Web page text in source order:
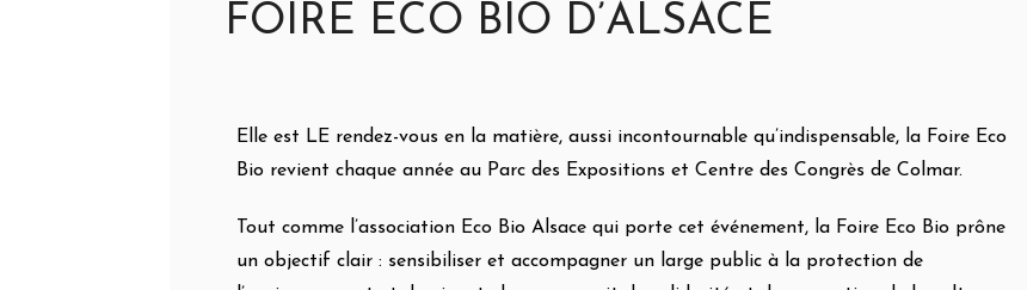
FOIRE ECO BIO D’ALSACE
Elle est LE rendez-vous en la matière, aussi incontournable qu’indispensable, la Foire Eco
Bio revient chaque année au Parc des Expositions et Centre des Congrès de Colmar.
Tout comme l’association Eco Bio Alsace qui porte cet événement, la Foire Eco Bio prône
un objectif clair : sensibiliser et accompagner un large public à la protection de